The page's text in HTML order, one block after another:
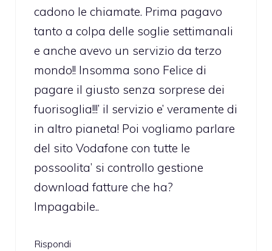
cadono le chiamate. Prima pagavo
tanto a colpa delle soglie settimanali
e anche avevo un servizio da terzo
mondo!! Insomma sono Felice di
pagare il giusto senza sorprese dei
fuorisoglia!!!’ il servizio e’ veramente di
in altro pianeta! Poi vogliamo parlare
del sito Vodafone con tutte le
possoolita’ si controllo gestione
download fatture che ha?
Impagabile..
Rispondi